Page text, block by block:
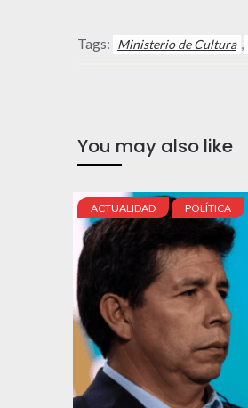
Tags: Ministerio de Cultura
You may also like
ACTUALIDAD POLÍTICA